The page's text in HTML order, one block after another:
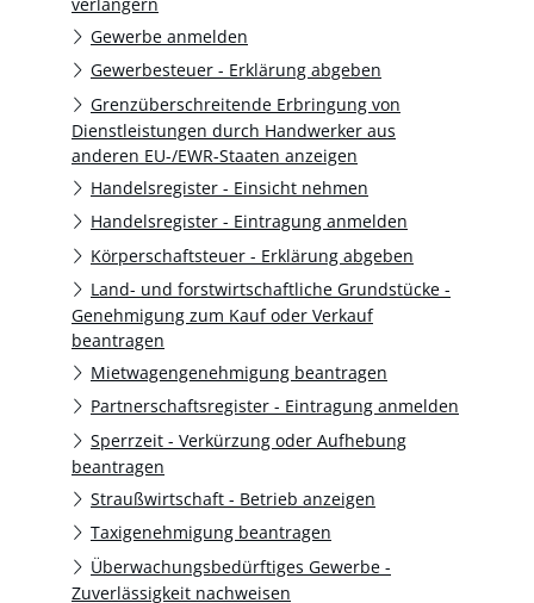
Gewerbe anmelden
Gewerbesteuer - Erklärung abgeben
Grenzüberschreitende Erbringung von
Dienstleistungen durch Handwerker aus
anderen EU-/EWR-Staaten anzeigen
Handelsregister - Einsicht nehmen
Handelsregister - Eintragung anmelden
Körperschaftsteuer - Erklärung abgeben
Land- und forstwirtschaftliche Grundstücke -
Genehmigung zum Kauf oder Verkauf
beantragen
Mietwagengenehmigung beantragen
Partnerschaftsregister - Eintragung anmelden
Sperrzeit - Verkürzung oder Aufhebung
beantragen
Straußwirtschaft - Betrieb anzeigen
Taxigenehmigung beantragen
Überwachungsbedürftiges Gewerbe -
Zuverlässigkeit nachweisen